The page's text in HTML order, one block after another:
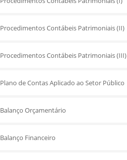
Procedimentos Contábeis Patrimoniais (II)
Procedimentos Contábeis Patrimoniais (III)
Plano de Contas Aplicado ao Setor Público
Balanço Orçamentário
Balanço Financeiro